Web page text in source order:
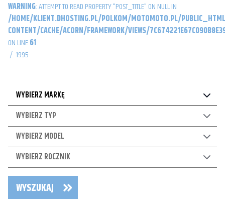
WARNING : ATTEMPT TO READ PROPERTY "POST_TITLE" ON NULL IN
/HOME/KLIENT.DHOSTING.PL/POLKOM/MOTOMOTO.PL/
CONTENT/CACHE/ACORN/FRAMEWORK/VIEWS/
ON LINE61
/ 1995
WYBIERZ MARKĘ
WYBIERZ TYP
WYBIERZ MODEL
WYBIERZ ROCZNIK
WYSZUKAJ